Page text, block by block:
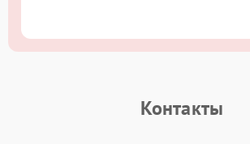
Контакты